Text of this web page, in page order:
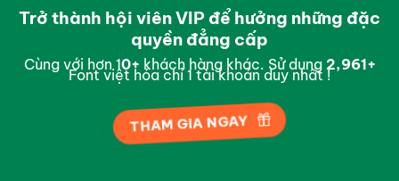
Trở thành hội viên VIP để hưởng những đặc
quyền đẳng cấp
Cùng với hơn 10+khách hàng khác. Sử dụng 2,997+
Font việt hóa chỉ 1 tài khoản duy nhất !
THAM GIA NGAY